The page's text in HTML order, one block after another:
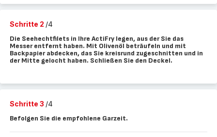
Schritte 2 /4
Die Seehechtfilets in Ihre ActiFry legen, aus der Sie das
Messer entfernt haben. Mit Olivenöl beträufeln und mit
Backpapier abdecken, das Sie kreisrund zugeschnitten und in
der Mitte gelocht haben. Schließen Sie den Deckel.
Schritte 3 /4
Befolgen Sie die empfohlene Garzeit.